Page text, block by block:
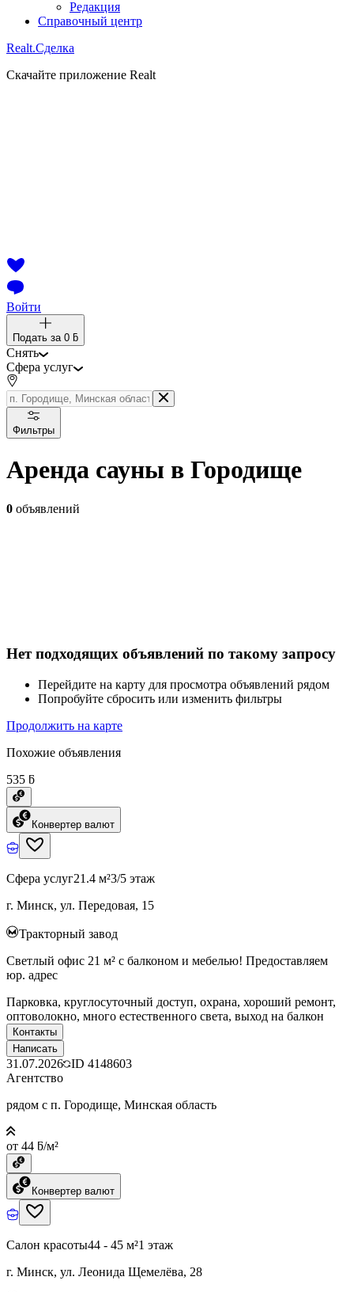
Редакция
Справочный центр
Realt.Сделка
Скачайте приложение Realt
Войти
Подать за 0 ƃ
Снять
Сфера услуг
Фильтры
Аренда сауны в Городище
0 объявлений
Нет подходящих объявлений по такому запросу
Перейдите на карту для просмотра объявлений рядом
Попробуйте сбросить или изменить фильтры
Продолжить на карте
Похожие объявления
535 ƃ
Конвертер валют
Сфера услуг21.4 м²3/5 этаж
г. Минск, ул. Передовая, 15
Тракторный завод
Светлый офис 21 м² с балконом и мебелью! Предоставляем
юр. адрес
Парковка, круглосуточный доступ, охрана, хороший ремонт,
оптоволокно, много естественного света, выход на балкон
Контакты
Написать
31.07.2026 ID 4148603
Агентство
рядом с п. Городище, Минская область
от 44 ƃ/м²
Конвертер валют
Салон красоты44 - 45 м²1 этаж
г. Минск, ул. Леонида Щемелёва, 28